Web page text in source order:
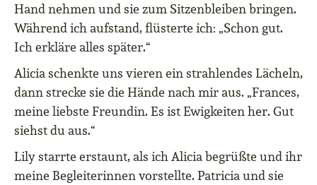
Hand nehmen und sie zum Sitzenbleiben bringen.
Während ich aufstand, flüsterte ich: „Schon gut.
Ich erkläre alles später.“
Alicia schenkte uns vieren ein strahlendes Lächeln,
dann strecke sie die Hände nach mir aus. „Frances,
meine liebste Freundin. Es ist Ewigkeiten her. Gut
siehst du aus.“
Lily starrte erstaunt, als ich Alicia begrüßte und ihr
meine Begleiterinnen vorstellte. Patricia und sie